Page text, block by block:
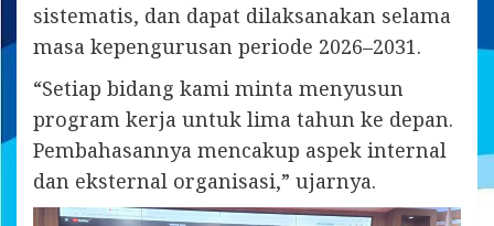
sistematis, dan dapat dilaksanakan selama
masa kepengurusan periode 2026–2031.
“Setiap bidang kami minta menyusun
program kerja untuk lima tahun ke depan.
Pembahasannya mencakup aspek internal
dan eksternal organisasi,” ujarnya.